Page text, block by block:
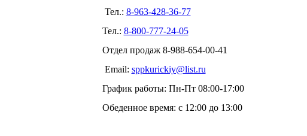
Тел.: 8-963-428-36-77
Тел.: 8-800-777-24-05
Отдел продаж 8-988-654-00-41
Email: sppkurickiy@list.ru
График работы: Пн-Пт 08:00-17:00
Обеденное время: с 12:00 до 13:00